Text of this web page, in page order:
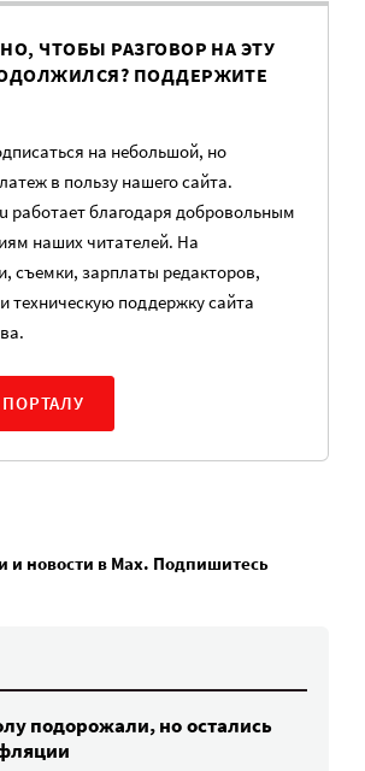
ЧТОБЫ РАЗГОВОР НА ЭТУ
ПОДДЕРЖИТЕ
на небольшой, но
в пользу нашего сайта.
работает благодаря добровольным
наших читателей. На
съемки, зарплаты редакторов,
техническую поддержку сайта
и новости в Max. Подпишитесь
подорожали, но остались